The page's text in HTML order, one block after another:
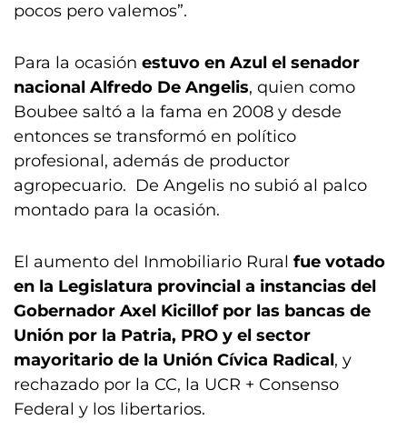
pocos pero valemos”.
Para la ocasión estuvo en Azul el senador
nacional Alfredo De Angelis, quien como
Boubee saltó a la fama en 2008 y desde
entonces se transformó en político
profesional, además de productor
agropecuario. De Angelis no subió al palco
montado para la ocasión.
El aumento del Inmobiliario Rural fue votado
en la Legislatura provincial a instancias del
Gobernador Axel Kicillof por las bancas de
Unión por la Patria, PRO y el sector
mayoritario de la Unión Cívica Radical, y
rechazado por la CC, la UCR + Consenso
Federal y los libertarios.